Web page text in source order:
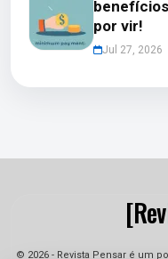
por vir!
Jul 27, 2026
© 2026 - Revista Pensar é um